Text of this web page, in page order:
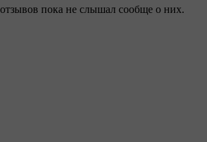
пока не слышал сообще о них.